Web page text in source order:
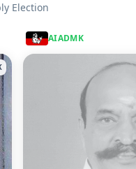
Election
AIADMK